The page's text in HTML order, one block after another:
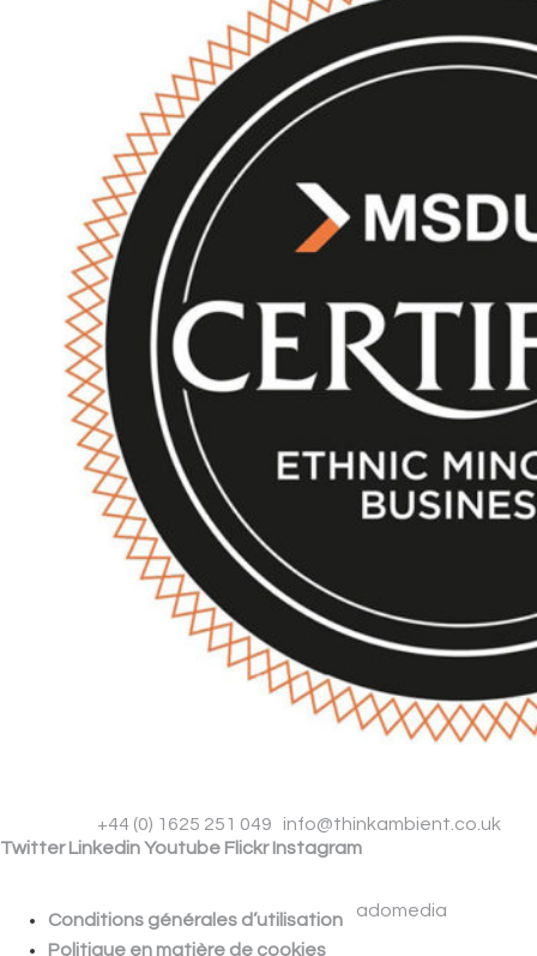
+44 (0) 1625 251 049
info@thinkambient.co.uk
Twitter LinkedinYoutube Flickr Instagram
© 2026 Think Ambient | Site by adomedia
Conditions générales d’utilisation
Politique en matière de cookies